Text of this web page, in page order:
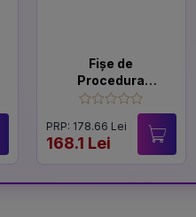
Fișe de
Procedura
penala. Partea
speciala
PRP: 178.66 Lei
168.1 Lei